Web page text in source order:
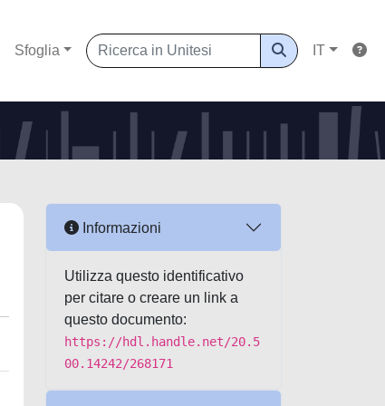
Sfoglia IT
Informazioni
Utilizza questo identificativo
per citare o creare un link a
questo documento:
https://hdl.handle.net/20.5
00.14242/268171